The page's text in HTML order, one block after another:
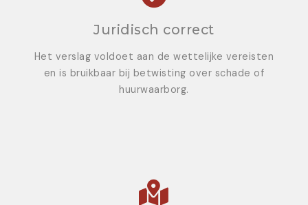
Juridisch correct
Het verslag voldoet aan de wettelijke vereisten
en is bruikbaar bij betwisting over schade of
huurwaarborg.